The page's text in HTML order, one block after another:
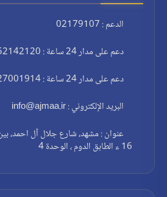
الدعم : 02179107
دعم على مدار 24 ساعة : 09152142120
دعم على مدار 24 ساعة : 09127001914
البريد الإلكتروني : info@ajmaa.ir
16 ء الطابق الدوم ، الوحدة 4